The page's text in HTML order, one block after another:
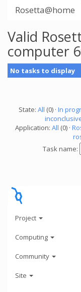
Rosetta@home
Valid
computer
No tasks to display
State: All (0) · In
Application: All (0) ·
Task name:
Project
Computing
Community
Site